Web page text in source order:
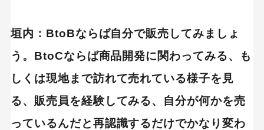
垣内：BtoBならば自分で販売してみましょ
う。BtoCならば商品開発に関わってみる、も
しくは現地まで訪れて売れている様子を見
る、販売員を経験してみる、自分が何かを売
っているんだと再認識するだけでかなり変わ